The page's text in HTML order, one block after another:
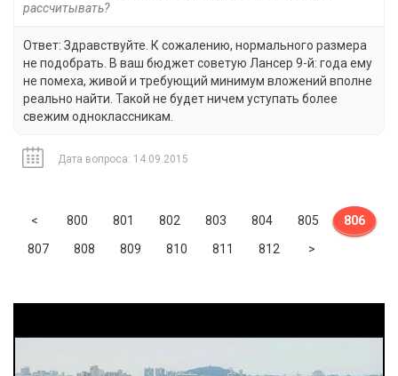
рассчитывать?
Ответ: Здравствуйте. К сожалению, нормального размера
не подобрать. В ваш бюджет советую Лансер 9-й: года ему
не помеха, живой и требующий минимум вложений вполне
реально найти. Такой не будет ничем уступать более
свежим одноклассникам.
Дата вопроса: 14.09.2015
< Previous
800 801 802 803 804 805
806
807
808 809 810 811 812 >